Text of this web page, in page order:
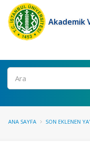
Akademik
Ara
ANA SAYFA SON EKLENEN